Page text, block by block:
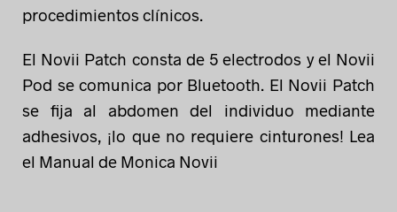
procedimientos clínicos.
El Novii Patch consta de 5 electrodos y el Novii
Pod se comunica por Bluetooth. El Novii Patch
se fija al abdomen del individuo mediante
adhesivos, ¡lo que no requiere cinturones! Lea
el Manual de Monica Novii